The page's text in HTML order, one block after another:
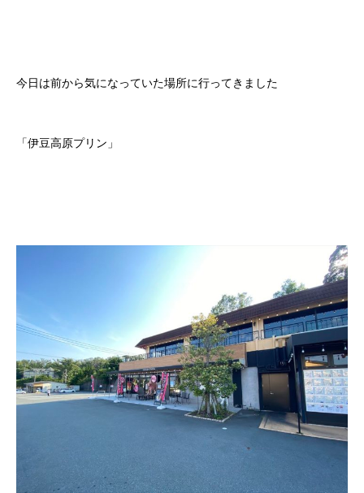
今日は前から気になっていた場所に行ってきました
「伊豆高原プリン」